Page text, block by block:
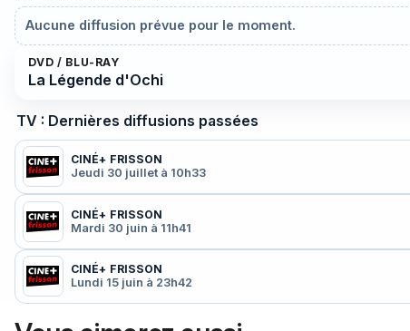
Aucune diffusion prévue pour le moment.
DVD / BLU-RAY
La Légende d'Ochi
TV : Dernières diffusions passées
CINÉ+ FRISSON
Jeudi 30 juillet à 10h33
CINÉ+ FRISSON
Mardi 30 juin à 11h41
CINÉ+ FRISSON
Lundi 15 juin à 23h42